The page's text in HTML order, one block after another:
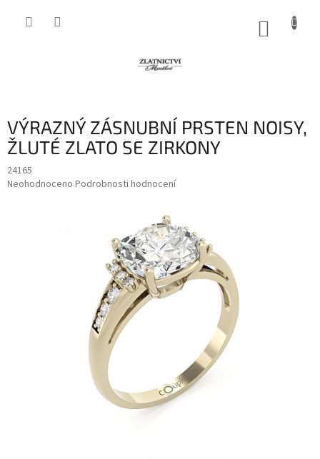
VÝRAZNÝ ZÁSNUBNÍ PRSTEN NOISY,
ŽLUTÉ ZLATO SE ZIRKONY
24165
Průměrné
Neohodnoceno Podrobnosti hodnocení